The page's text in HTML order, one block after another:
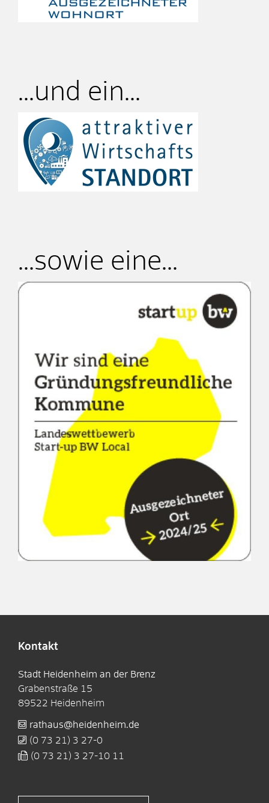
...und ein...
...sowie eine...
Kontakt
Stadt Heidenheim an der Brenz
Grabenstraße 15
89522 Heidenheim
rathaus@heidenheim.de
(0 73 21) 3 27-0
(0 73 21) 3 27-10 11